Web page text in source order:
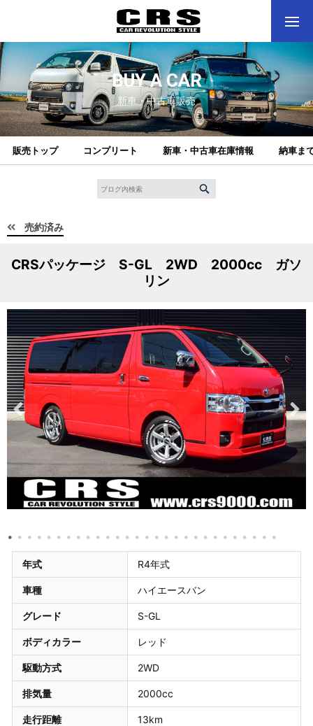
BUY A CAR
新車・中古車販売
販売トップ コンプリート 新車・中古車在庫情報 納車ま
売約済み
CRSパッケージ S-GL 2WD 2000cc ガソ
リン
年式 R4年式
車種 ハイエースバン
グレード S-GL
ボディカラー レッド
駆動方式 2WD
排気量 2000cc
走行距離 13km